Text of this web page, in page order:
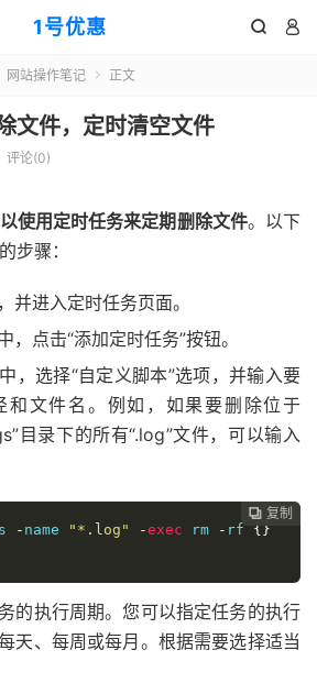
1号优惠  
网站操作笔记  正文
文件，定时清空文件
评论(0)
使用定时任务来定期删除文件。以下
步骤：
并进入定时任务页面。
，点击“添加定时任务”按钮。
，选择“自定义脚本”选项，并输入要
和文件名。例如，如果要删除位于
目录下的所有“.log”文件，可以输入
 复制
- name "*.log" -exec rm - rf {}
的执行周期。您可以指定任务的执行
天、每周或每月。根据需要选择适当